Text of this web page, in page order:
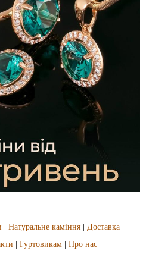
Натуральне каміння Доставка
Гуртовикам Про нас